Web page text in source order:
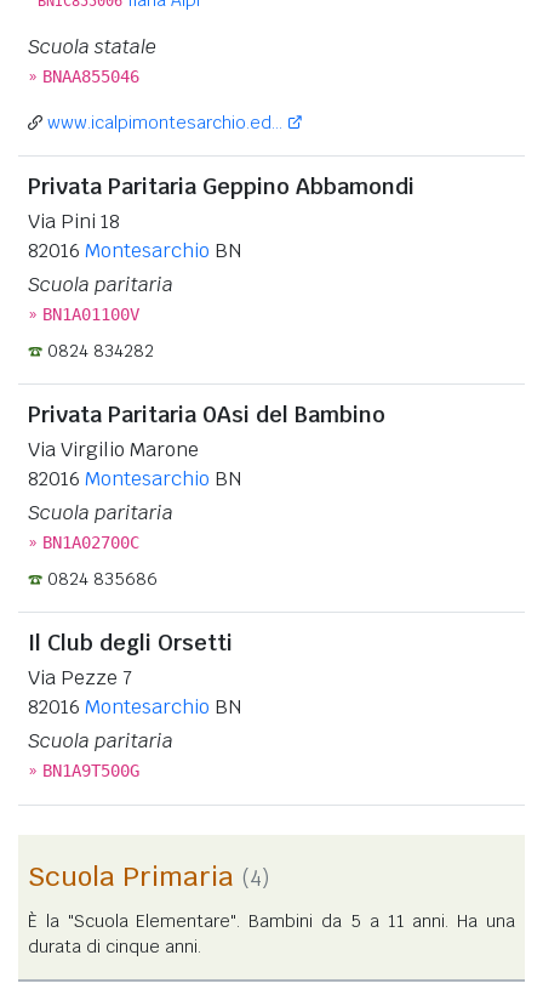
Scuola statale
» BNAA855046
www.icalpimontesarchio.ed...
Privata Paritaria Geppino Abbamondi
Via Pini 18
82016 Montesarchio BN
Scuola paritaria
» BN1A01100V
0824 834282
Privata Paritaria 0Asi del Bambino
Via Virgilio Marone
82016 Montesarchio BN
Scuola paritaria
» BN1A02700C
0824 835686
Il Club degli Orsetti
Via Pezze 7
82016 Montesarchio BN
Scuola paritaria
» BN1A9T500G
Scuola Primaria (4)
È la "Scuola Elementare". Bambini da 5 a 11 anni. Ha una
durata di cinque anni.